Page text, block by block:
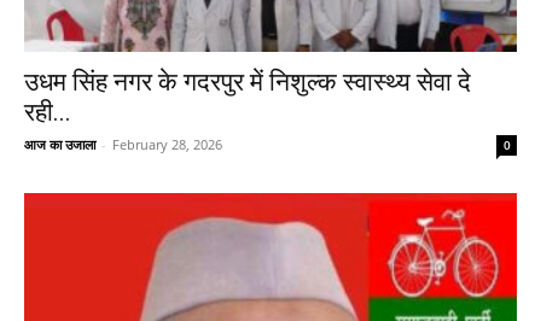
उधम सिंह नगर के गदरपुर में निशुल्क स्वास्थ्य सेवा दे
रही...
आज का उजाला - February 28, 2026 0